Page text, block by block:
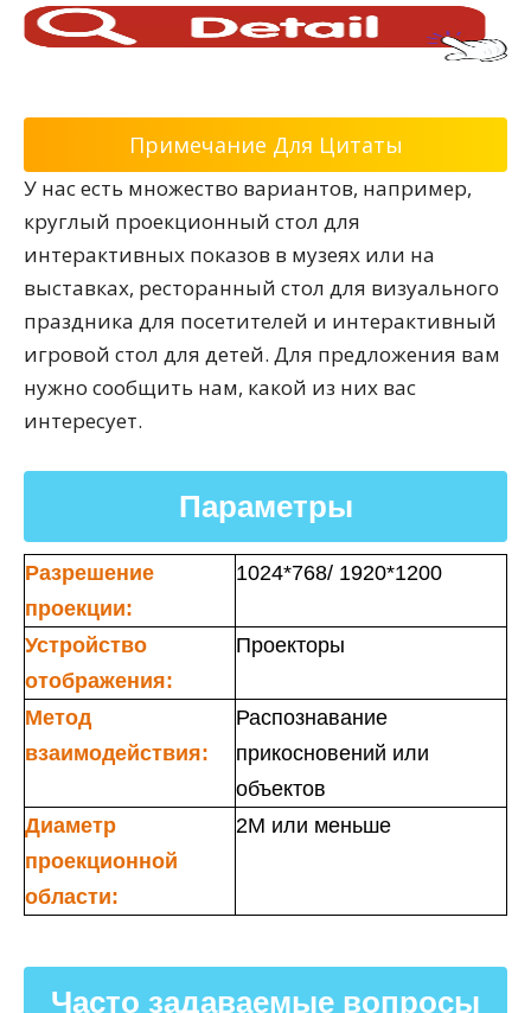
Примечание Для Цитаты
У нас есть множество вариантов, например,
круглый проекционный стол для
интерактивных показов в музеях или на
выставках, ресторанный стол для визуального
праздника для посетителей и интерактивный
игровой стол для детей. Для предложения вам
нужно сообщить нам, какой из них вас
интересует.
Параметры
Разрешение
проекции:
1024*768/ 1920*1200
Устройство
отображения:
Проекторы
Метод
взаимодействия:
Распознавание
прикосновений или
объектов
Диаметр
проекционной
области:
2М или меньше
Часто задаваемые вопросы